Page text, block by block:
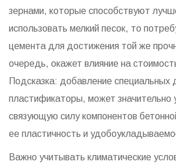
зернами, которые способствуют
использовать мелкий песок, то
цемента для достижения той же
очередь, окажет влияние на
Подсказка: добавление специальных
пластификаторы, может значительно
связующую силу компонентов
ее пластичность и
Важно учитывать климатические